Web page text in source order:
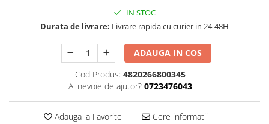
IN STOC
Durata de livrare: Livrare rapida cu curier in 24-48H
ADAUGA IN COS
Cod Produs: 4820266800345
Ai nevoie de ajutor? 0723476043
Adauga la Favorite Cere informatii